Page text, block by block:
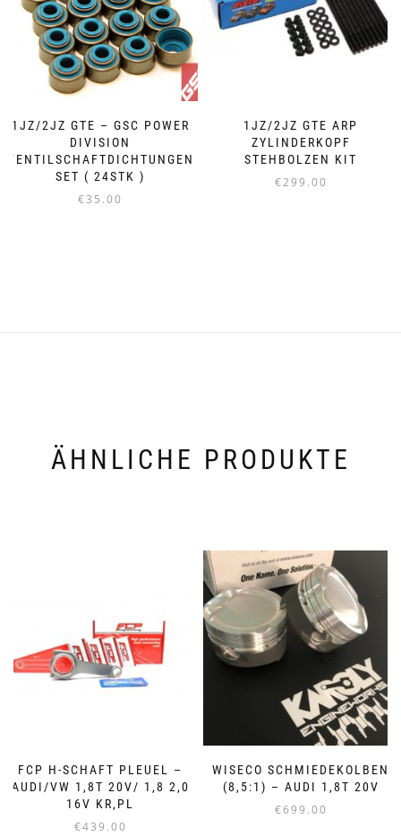
können
auf
der
1JZ/2JZ GTE – GSC POWER
DIVISION
VENTILSCHAFTDICHTUNGEN
SET ( 24STK )
€35.00
1JZ/2JZ GTE ARP
ZYLINDERKOPF
STEHBOLZEN KIT
€299.00
ÄHNLICHE PRODUKTE
FCP H-SCHAFT PLEUEL –
AUDI/VW 1,8T 20V/ 1,8 2,0
16V KR,PL
€439.00
WISECO SCHMIEDEKOLBEN
(8,5:1) – AUDI 1,8T 20V
€699.00